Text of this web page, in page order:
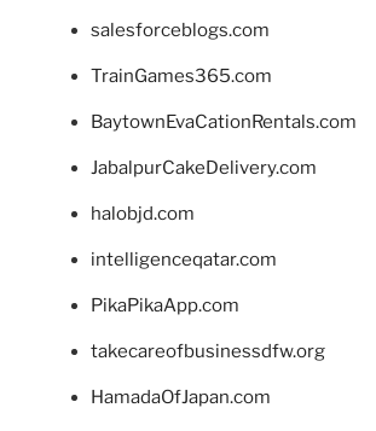
salesforceblogs.com
TrainGames365.com
BaytownEvaCationRentals.com
JabalpurCakeDelivery.com
halobjd.com
intelligenceqatar.com
PikaPikaApp.com
takecareofbusinessdfw.org
HamadaOfJapan.com